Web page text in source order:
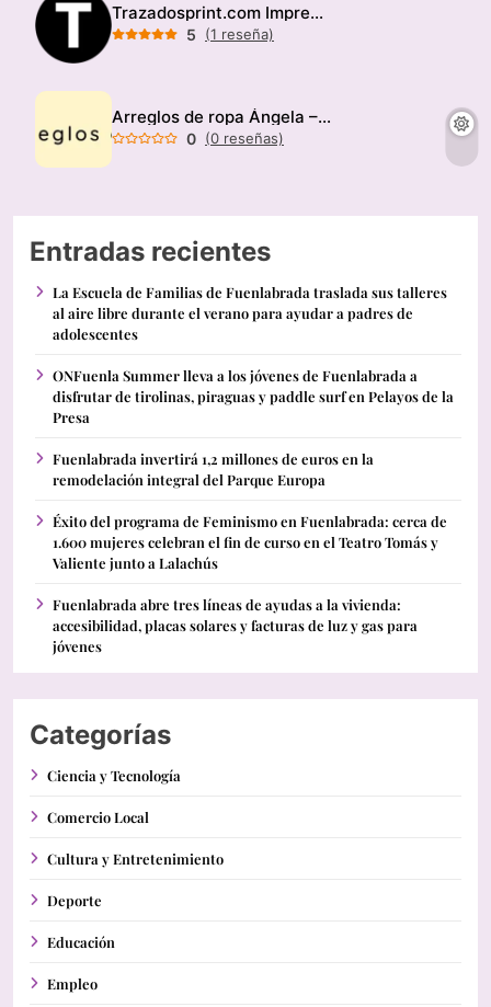
Trazadosprint.com Imprenta
5 (1 reseña)
Arreglos de ropa Ángela – Modista
0 (0 reseñas)
Entradas recientes
La Escuela de Familias de Fuenlabrada traslada sus talleres
al aire libre durante el verano para ayudar a padres de
adolescentes
ONFuenla Summer lleva a los jóvenes de Fuenlabrada a
disfrutar de tirolinas, piraguas y paddle surf en Pelayos de la
Presa
Fuenlabrada invertirá 1,2 millones de euros en la
remodelación integral del Parque Europa
Éxito del programa de Feminismo en Fuenlabrada: cerca de
1.600 mujeres celebran el fin de curso en el Teatro Tomás y
Valiente junto a Lalachús
Fuenlabrada abre tres líneas de ayudas a la vivienda:
accesibilidad, placas solares y facturas de luz y gas para
jóvenes
Categorías
Ciencia y Tecnología
Comercio Local
Cultura y Entretenimiento
Deporte
Educación
Empleo